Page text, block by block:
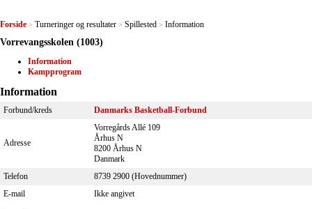
Forside > Turneringer og resultater > Spillested > Information
Vorrevangsskolen (1003)
Information
Kampprogram
Information
Forbund/kreds Danmarks Basketball-Forbund
Adresse
Vorregårds Allé 109
Århus N
8200 Århus N
Danmark
Telefon
8739 2900 (Hovednummer)
E-mail
Ikke angivet